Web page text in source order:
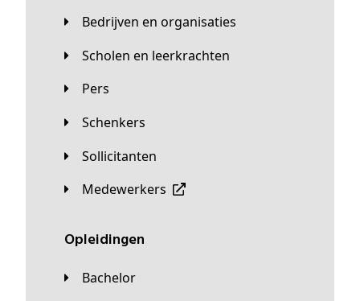
Bedrijven en organisaties
Scholen en leerkrachten
Pers
Schenkers
Sollicitanten
Medewerkers
Opleidingen
Bachelor